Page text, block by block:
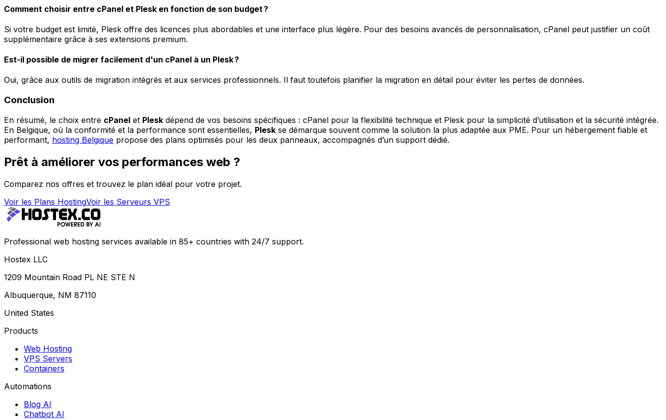
Comment choisir entre cPanel et Plesk en fonction de son budget ?
Si votre budget est limité, Plesk offre des licences plus abordables et une interface plus légère. Pour des besoins avancés de personnalisation, cPanel peut justifier un coût
supplémentaire grâce à ses extensions premium.
Est-il possible de migrer facilement d'un cPanel à un Plesk ?
Oui, grâce aux outils de migration intégrés et aux services professionnels. Il faut toutefois planifier la migration en détail pour éviter les pertes de données.
Conclusion
En résumé, le choix entre cPanel et Plesk dépend de vos besoins spécifiques : cPanel pour la flexibilité technique et Plesk pour la simplicité d’utilisation et la sécurité intégrée.
En Belgique, où la conformité et la performance sont essentielles, Plesk se démarque souvent comme la solution la plus adaptée aux PME. Pour un hébergement fiable et
performant, hosting Belgique propose des plans optimisés pour les deux panneaux, accompagnés d’un support dédié.
Prêt à améliorer vos performances web ?
Comparez nos offres et trouvez le plan idéal pour votre projet.
Voir les Plans HostingVoir les Serveurs VPS
Professional web hosting services available in 85+ countries with 24/7 support.
Hostex LLC
1209 Mountain Road PL NE STE N
Albuquerque, NM 87110
United States
Products
Web Hosting
VPS Servers
Containers
Automations
Blog AI
Chatbot AI